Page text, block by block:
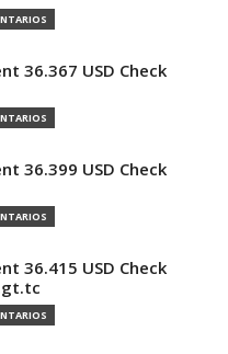
36.367 USD Check
36.399 USD Check
36.415 USD Check